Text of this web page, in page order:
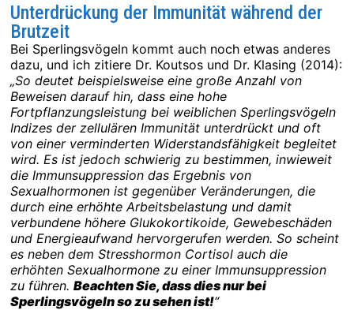
Unterdrückung der Immunität während der
Brutzeit
Bei Sperlingsvögeln kommt auch noch etwas anderes
dazu, und ich zitiere Dr. Koutsos und Dr. Klasing (2014):
„So deutet beispielsweise eine große Anzahl von
Beweisen darauf hin, dass eine hohe
Fortpflanzungsleistung bei weiblichen Sperlingsvögeln
Indizes der zellulären Immunität unterdrückt und oft
von einer verminderten Widerstandsfähigkeit begleitet
wird. Es ist jedoch schwierig zu bestimmen, inwieweit
die Immunsuppression das Ergebnis von
Sexualhormonen ist gegenüber Veränderungen, die
durch eine erhöhte Arbeitsbelastung und damit
verbundene höhere Glukokortikoide, Gewebeschäden
und Energieaufwand hervorgerufen werden. So scheint
es neben dem Stresshormon Cortisol auch die
erhöhten Sexualhormone zu einer Immunsuppression
zu führen. Beachten Sie, dass dies nur bei
Sperlingsvögeln so zu sehen ist!“